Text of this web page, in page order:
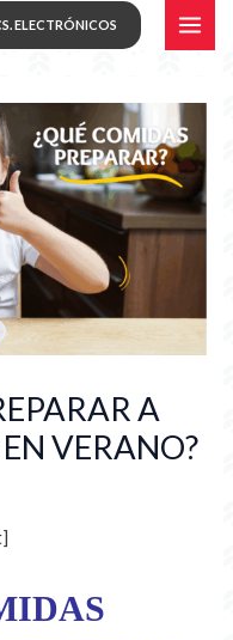
ELECTRÓNICOS
A
VERANO?